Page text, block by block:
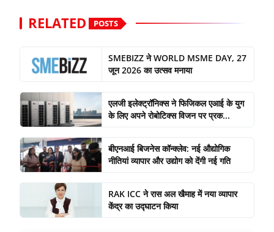
RELATED POSTS
SMEBIZZ ने WORLD MSME DAY, 27
जून 2026 का उत्सव मनाया
एलजी इलेक्ट्रॉनिक्स ने फिजिकल एआई के युग
के लिए अपने रोबोटिक्स विजन पर प्रक...
बीएनआई बिजनेस कॉन्क्लेव: नई औद्योगिक
नीतियां व्यापार और उद्योग को देंगी नई गति
RAK ICC ने रास अल खैमाह में नया व्यापार
केंद्र का उद्घाटन किया